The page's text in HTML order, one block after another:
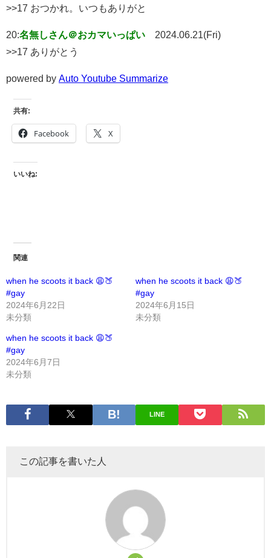
>>17 おつかれ。いつもありがと
20:名無しさん＠おカマいっぱい
2024.06.21(Fri)
>>17 ありがとう
powered by Auto Youtube Summarize
共有:
Facebook X
いいね:
関連
when he scoots it back 😩🍑
#gay
2024年6月22日
未分類
when he scoots it back 😩🍑
#gay
2024年6月15日
未分類
when he scoots it back 😩🍑
#gay
2024年6月7日
未分類
LINE
この記事を書いた人